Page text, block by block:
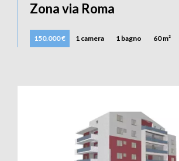
Zona via Roma
150.000 € 1 camera 1 bagno 60 m²